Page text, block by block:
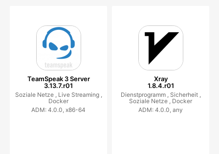
TeamSpeak 3 Server
3.13.7.r01
Soziale Netze , Live Streaming ,
Docker
ADM: 4.0.0, x86-64
Xray
1.8.4.r01
Dienstprogramm , Sicherheit ,
Soziale Netze , Docker
ADM: 4.0.0, any